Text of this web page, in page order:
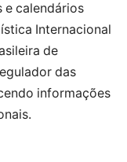
e calendários
Internacional
de
das
informações